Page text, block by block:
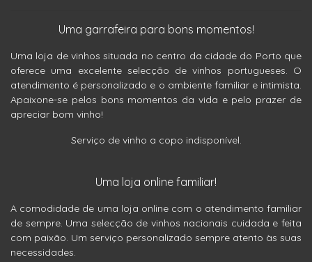
Uma garrafeira para bons momentos!
Uma loja de vinhos situada no centro da cidade do Porto que
oferece uma excelente selecção de vinhos portugueses. O
atendimento é personalizado e o ambiente familiar e intimista.
Apaixone-se pelos bons momentos da vida e pelo prazer de
apreciar bom vinho!
Serviço de vinho a copo indisponível.
Uma loja online familiar!
A comodidade de uma loja online com o atendimento familiar
de sempre. Uma selecção de vinhos nacionais cuidada e feita
com paixão. Um serviço personalizado sempre atento às suas
necessidades.